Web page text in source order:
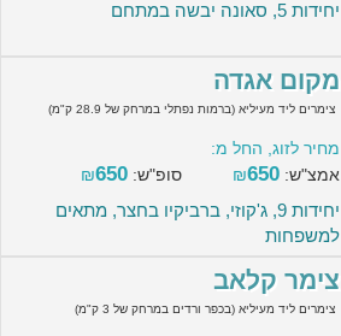
יחידות 5, סאונה יבשה במתחם
מקום אגדה
צימרים ליד מעיליא (ברמות נפתלי במרחק של 28.9 ק"מ)
מחיר לזוג, החל מ:
אמצ"ש:
₪650 סופ"ש: ₪650
יחידות 9, ג'קוזי, ברביקיו בחצר, מתאים
למשפחות
צימר קלאב
צימרים ליד מעיליא (בכפר ורדים במרחק של 3 ק"מ)